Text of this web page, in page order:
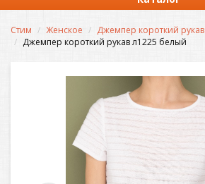
Стим Женское
Джемпер короткий рукав
Джемпер короткий рукав л1225 белый